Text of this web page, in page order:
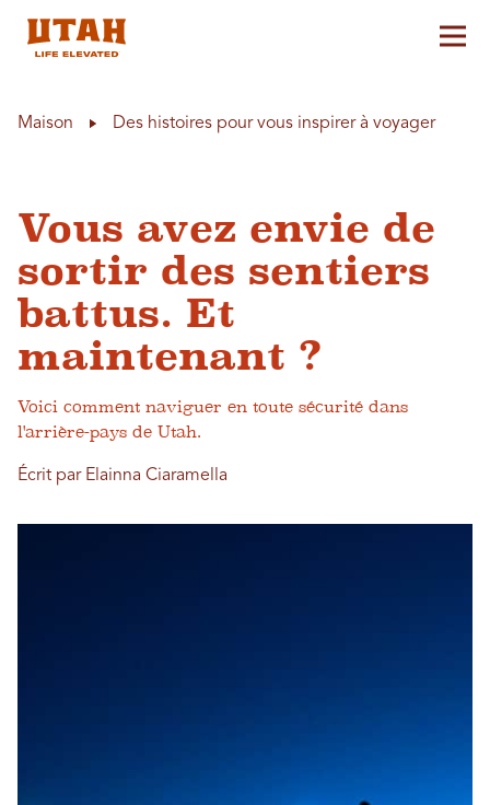
Maison Des histoires pour vous inspirer à voyager
Vous avez envie de
sortir des sentiers
battus. Et
maintenant ?
Voici comment naviguer en toute sécurité dans
l'arrière-pays de Utah.
Écrit par Elainna Ciaramella